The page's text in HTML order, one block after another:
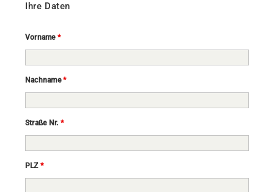
Ihre Daten
Vorname *
Nachname*
Straße Nr. *
PLZ *